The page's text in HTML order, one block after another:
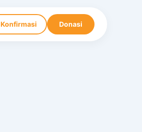
Konfirmasi Donasi